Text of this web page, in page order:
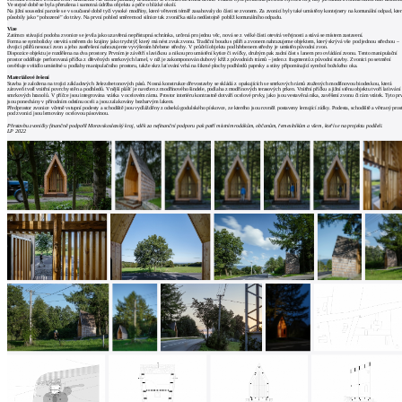
Ve stejné době se byla přerušena i samotná údržba objektu a péče o blízké okolí.
Na jižní sousední parcele se v současné době tyčí vysoké modříny, které větvemi téměř zasahovaly do části se zvonem. Za zvonicí byly také umístěny kontejnery na komunální odpad,
působily jako “pohozené” do trávy. Na první pohled směrem od silnice tak zvonička stála nedůstojně poblíž komunálního odpadu.
Vize
Zatímco stávající podoba zvonice se jevila jako uzavřená nepřístupná schránka, určená pro jednu věc, nová se z velké části otevírá veřejnosti a stává se místem zastavení.
Forma se symbolicky otevírá směrem do krajiny jako trychtýř, který má nést zvuk zvonu. Tradiční boudu s pilíři a zvonem nahrazujeme objektem, který skrývá vše pod jednou střechou –
dvojici pilířů nesoucí zvon a jeho zastřešení nahrazujeme vyvýšením hřebene střechy. V průčelí objektu pod hřebenem střechy je umístěn původní zvon.
Dispozice objektu je rozdělena na dva prostory. Prvním je závětří s lavičkou a nikou pro umístění kytice či svíčky, druhým pak zadní část s lanem pro ovládání zvonu. Tento manipulační
prostor odděluje perforovaná příčka z dřevěných smrkových lamel, v níž je zakomponován dubový kříž z původních trámů – jeden z fragmentů z původní stavby. Zvonici po setmění
osvětluje svítidlo umístěné u podlahy manipulačního prostoru, takže skrz laťování vrhá na šikmé plochy podhledů paprsky a stíny připomínající symbol božského oka.
Materiálové řešení
Stavba je založena na trojici základových železobetonových pásů. Nosná konstrukce dřevostavby se skládá z opakujících se smrkových rámů ztužených modřínovou biodeskou, která
zároveň tvoří vnitřní povrchy stěn a podhledů. Vnější plášť je navržen z modřínového šindele, podlaha z modřínových terasových prken. Vnitřní příčku a jižní stěnu objektu tvoří laťování
smrkových hranolů. V příčce jsou integrována vrátka v ocelovém rámu. Prostor interiéru kontrastně dotváří ocelové prvky, jako jsou vestavěná nika, zavěšení zvonu či rám vrátek. Tyto
jsou ponechány v přírodním odstínu oceli a jsou zalakovány bezbarvým lakem.
Předprostor zvonice včetně vstupní podesty a schodiště jsou vydlážděny z odseků godulského pískovce, ze kterého jsou rovněž postaveny lemující zídky. Podesta, schodiště a větraný
pod zvonicí jsou lemovány ocelovou pásovinou.
Přestavbu zvoničky finančně podpořil Moravskoslezský kraj, vděk za nefinanční podporu pak patří místním rodákům, občanům, řemeslníkům a všem, kteří se na projektu podíleli.
LP 2022
architektů
Katalog
dodavatelů
Vložit
inzerát
do
burzy
práce
Newsletter
Přihlaste se k odběru našeho pravidelného
týdenního newsletteru:
Fill in „nospam“
© Archiweb, s.r.o. 1997-2026
ISSN: 1801-3902